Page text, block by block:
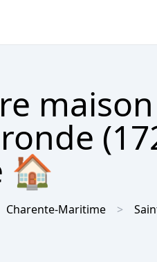
🏠
Charente-Maritime